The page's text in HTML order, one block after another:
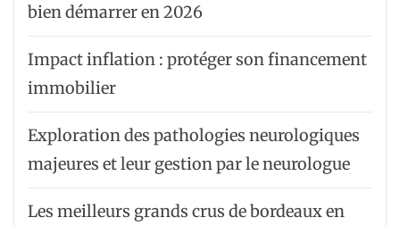
bien démarrer en 2026
Impact inflation : protéger son financement
immobilier
Exploration des pathologies neurologiques
majeures et leur gestion par le neurologue
Les meilleurs grands crus de bordeaux en